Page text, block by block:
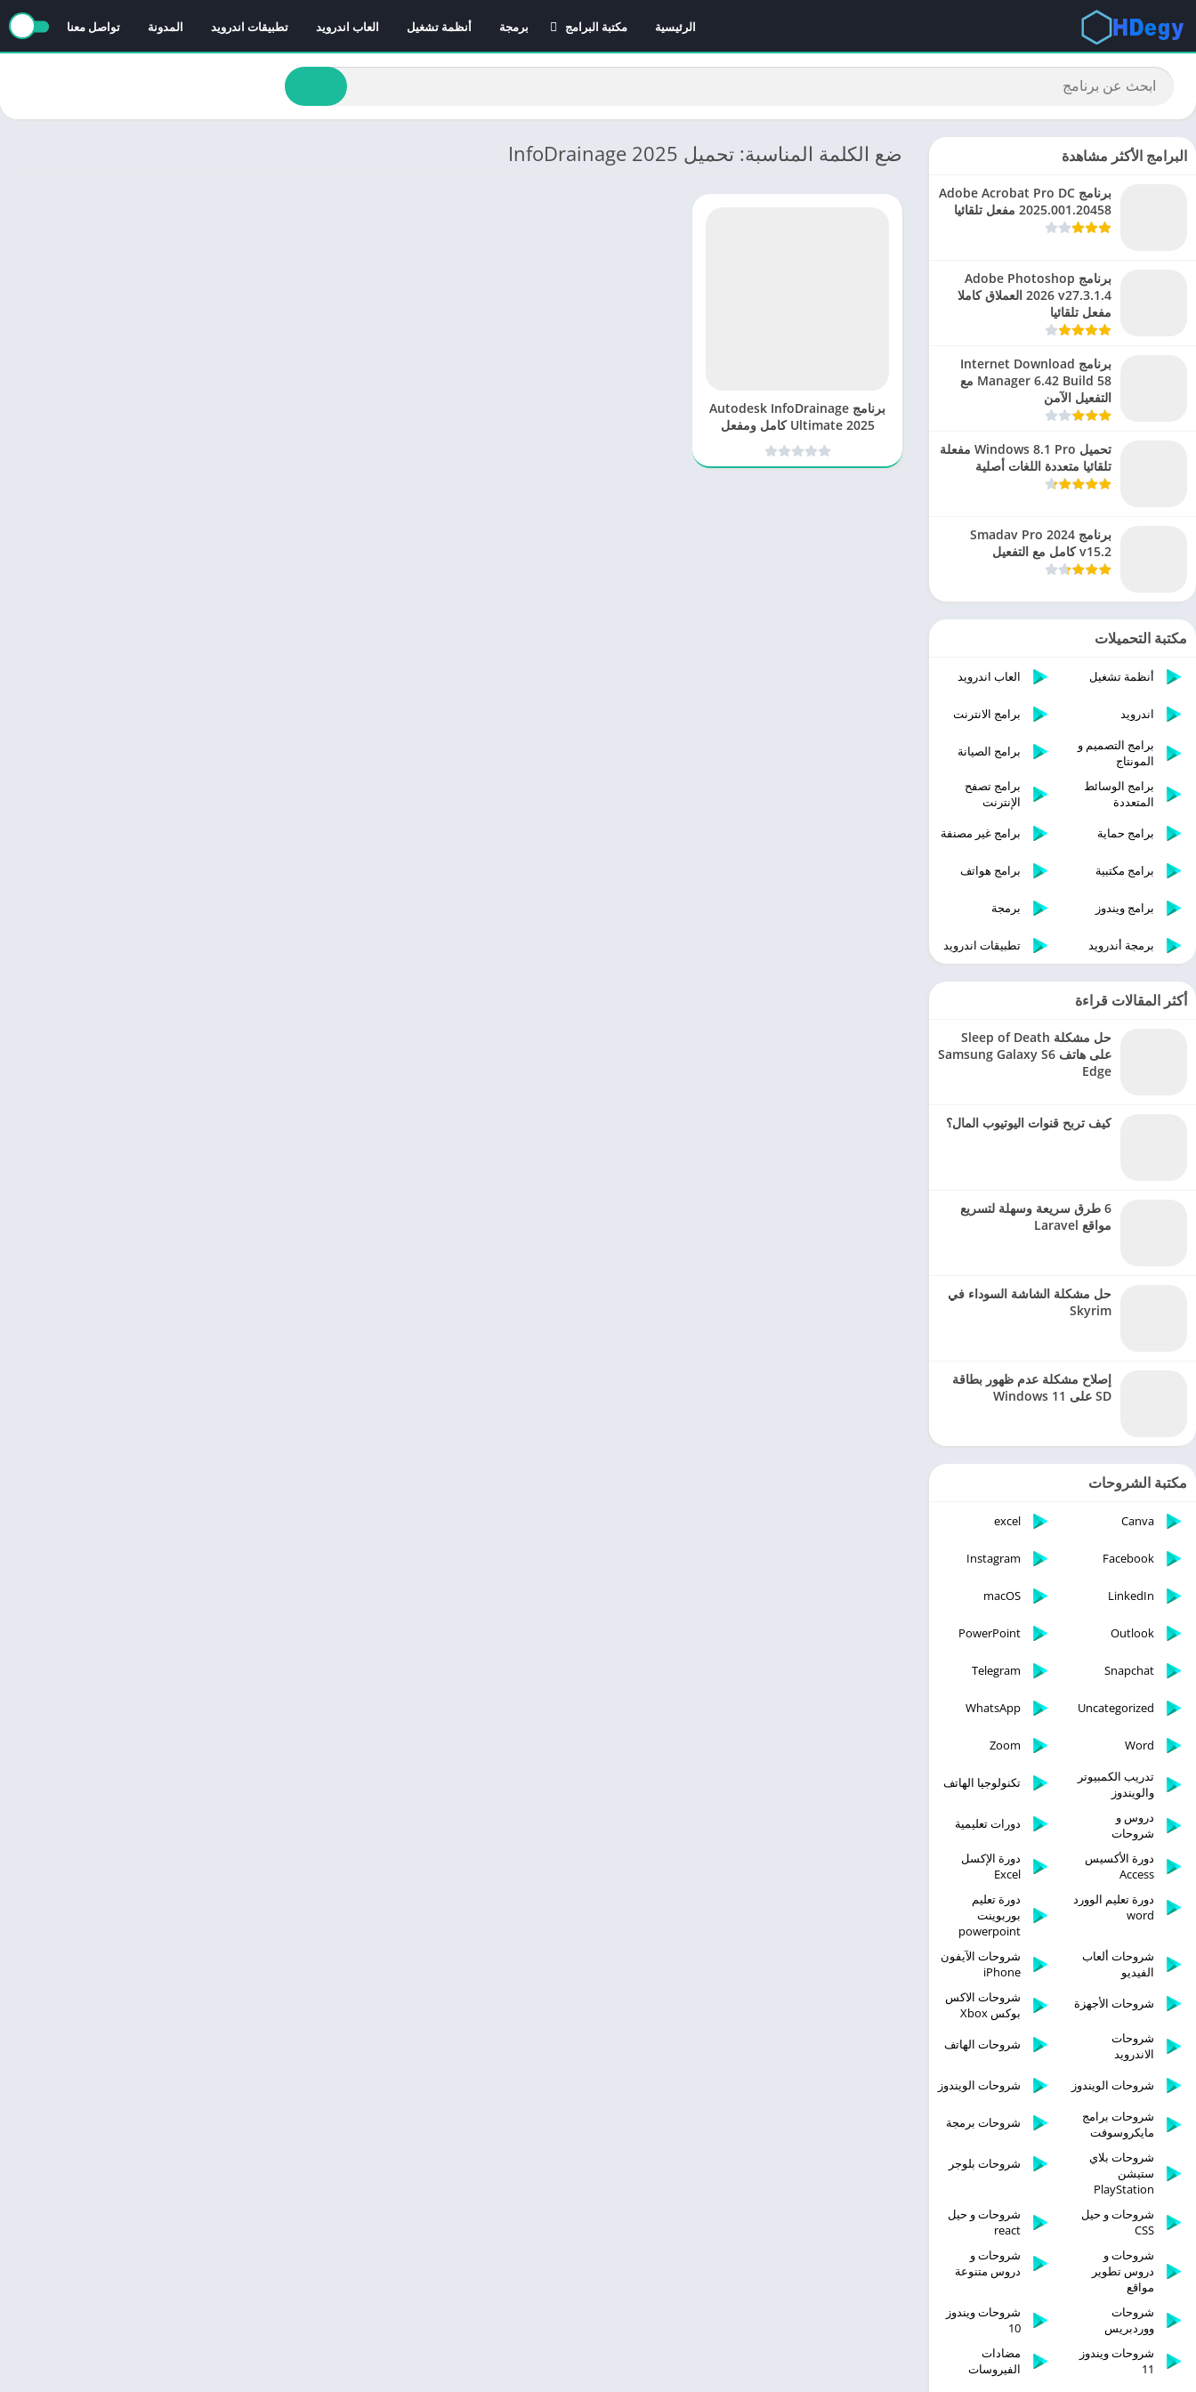
الرئيسية
مكتبة البرامج
برامج الانترنت
برامج تصفح الإنترنت
برمجة أنظمة تشغيل العاب اندرويد تطبيقات اندرويد المدونة تواصل معنا
ضع الكلمة المناسبة: تحميل InfoDrainage 2025
برنامج Autodesk InfoDrainage
Ultimate 2025 كامل ومفعل
البرامج الأكثر مشاهدة
برنامج Adobe Acrobat Pro DC
2025.001.20458 مفعل تلقائيا
برنامج Adobe Photoshop
2026 v27.3.1.4 العملاق كاملا
مفعل تلقائيا
برنامج Internet Download
Manager 6.42 Build 58 مع
التفعيل الآمن
تحميل Windows 8.1 Pro مفعلة
تلقائيا متعددة اللغات أصلية
برنامج Smadav Pro 2024
v15.2 كامل مع التفعيل
مكتبة التحميلات
أنظمة تشغيل العاب اندرويد
اندرويد
برامج الانترنت
برامج التصميم و
المونتاج
برامج الصيانة
برامج الوسائط
المتعددة
برامج تصفح
الإنترنت
برامج حماية
برامج غير مصنفة
برامج مكتبية برامج هواتف
برامج ويندوز برمجة
برمجة أندرويد تطبيقات اندرويد
أكثر المقالات قراءة
حل مشكلة Sleep of Death
على هاتف Samsung Galaxy S6
Edge
كيف تربح قنوات اليوتيوب المال؟
6 طرق سريعة وسهلة لتسريع
مواقع Laravel
حل مشكلة الشاشة السوداء في
Skyrim
إصلاح مشكلة عدم ظهور بطاقة
SD على Windows 11
مكتبة الشروحات
Canva
excel
Facebook
Instagram
LinkedIn
macOS
Outlook
PowerPoint
Snapchat
Telegram
Uncategorized
WhatsApp
Word
Zoom
تدريب الكمبيوتر
والويندوز
تكنولوجيا الهاتف
دروس و
شروحات
دورات تعليمية
دورة الأكسيس
Access
دورة الإكسل
Excel
دورة تعليم الوورد
word
دورة تعليم
بوربوينت
powerpoint
شروحات ألعاب
الفيديو
شروحات الآيفون
iPhone
شروحات الأجهزة
شروحات الاكس
بوكس Xbox
شروحات
الاندرويد
شروحات الهاتف
شروحات الويندوز
شروحات الويندوز
شروحات برامج
مايكروسوفت
شروحات برمجة
شروحات بلاي
ستيشن
PlayStation
شروحات بلوجر
شروحات و حيل
CSS
شروحات و حيل
react
شروحات و
دروس تطوير
مواقع
شروحات و
دروس متنوعة
شروحات
ووردبريس
شروحات ويندوز
10
شروحات ويندوز
11
مضادات
الفيروسات